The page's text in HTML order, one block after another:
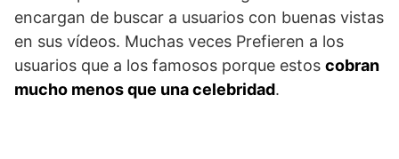
encargan de buscar a usuarios con buenas vistas
en sus vídeos. Muchas veces Prefieren a los
usuarios que a los famosos porque estos cobran
mucho menos que una celebridad.